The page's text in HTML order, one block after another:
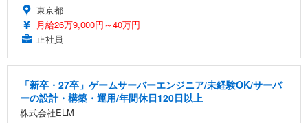
東京都
月給26万9,000円～40万円
正社員
「新卒・27卒」ゲームサーバーエンジニア/未経験OK/サーバ
ーの設計・構築・運用/年間休日120日以上
株式会社ELM